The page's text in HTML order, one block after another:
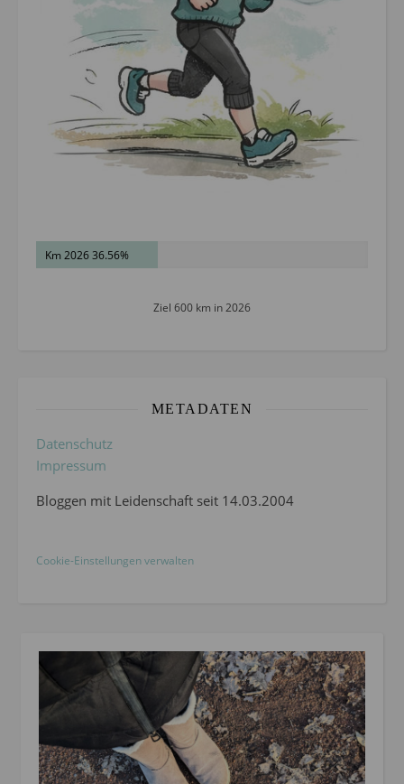
Km 2026 36.56%
Ziel 600 km in 2026
METADATEN
Datenschutz
Impressum
Bloggen mit Leidenschaft seit 14.03.2004
Cookie-Einstellungen verwalten